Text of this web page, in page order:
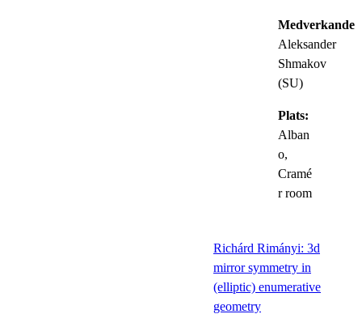
Medverkande:
Aleksander
Shmakov
(SU)
Plats:
Alban
o,
Cramé
r room
Richárd Rimányi: 3d
mirror symmetry in
(elliptic) enumerative
geometry